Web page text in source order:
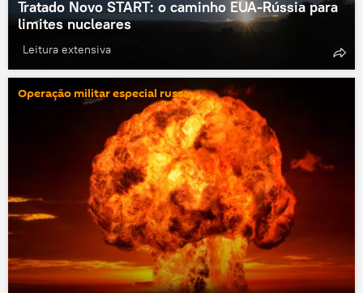
Tratado Novo START: o caminho EUA-Rússia para
limites nucleares
Leitura extensiva
Operação militar especial russa